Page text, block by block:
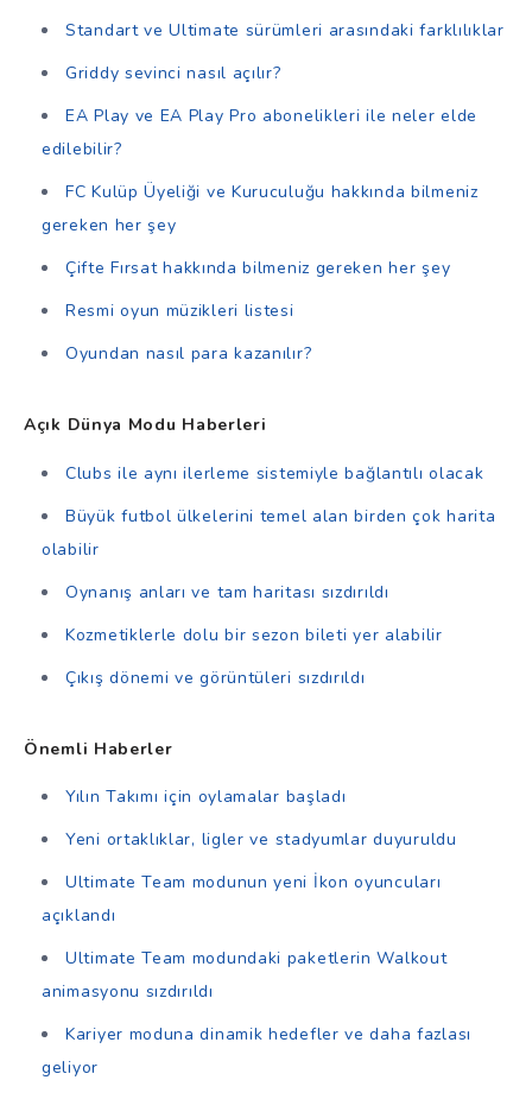
Standart ve Ultimate sürümleri arasındaki farklılıklar
Griddy sevinci nasıl açılır?
EA Play ve EA Play Pro abonelikleri ile neler elde
edilebilir?
FC Kulüp Üyeliği ve Kuruculuğu hakkında bilmeniz
gereken her şey
Çifte Fırsat hakkında bilmeniz gereken her şey
Resmi oyun müzikleri listesi
Oyundan nasıl para kazanılır?
Açık Dünya Modu Haberleri
Clubs ile aynı ilerleme sistemiyle bağlantılı olacak
Büyük futbol ülkelerini temel alan birden çok harita
olabilir
Oynanış anları ve tam haritası sızdırıldı
Kozmetiklerle dolu bir sezon bileti yer alabilir
Çıkış dönemi ve görüntüleri sızdırıldı
Önemli Haberler
Yılın Takımı için oylamalar başladı
Yeni ortaklıklar, ligler ve stadyumlar duyuruldu
Ultimate Team modunun yeni İkon oyuncuları
açıklandı
Ultimate Team modundaki paketlerin Walkout
animasyonu sızdırıldı
Kariyer moduna dinamik hedefler ve daha fazlası
geliyor